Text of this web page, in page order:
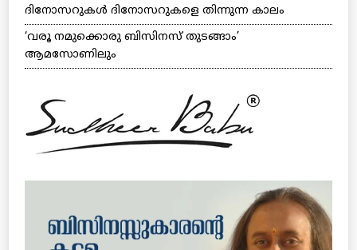
ദിനോസറുകള്‍ ദിനോസറുകളെ തിന്നുന്ന കാലം
‘വരൂ നമുക്കൊരു ബിസിനസ് തുടങ്ങാം’
ആമസോണിലും